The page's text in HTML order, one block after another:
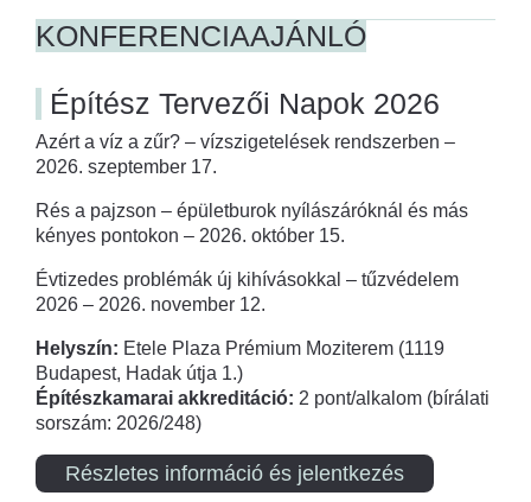
KONFERENCIAAJÁNLÓ
Építész Tervezői Napok 2026
Azért a víz a zűr? – vízszigetelések rendszerben –
2026. szeptember 17.
Rés a pajzson – épületburok nyílászáróknál és más
kényes pontokon – 2026. október 15.
Évtizedes problémák új kihívásokkal – tűzvédelem
2026 – 2026. november 12.
Helyszín: Etele Plaza Prémium Moziterem (1119
Budapest, Hadak útja 1.)
Építészkamarai akkreditáció: 2 pont/alkalom (bírálati
sorszám: 2026/248)
Részletes információ és jelentkezés